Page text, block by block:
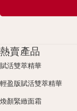
熱賣產品
賦活雙萃精華
輕盈版賦活雙萃精華
煥顏緊緻面霜